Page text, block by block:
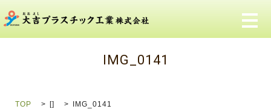
メ
IMG_0141
TOP [] IMG_0141